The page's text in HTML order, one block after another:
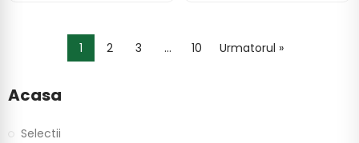
1 2 3 … 10 Urmatorul »
Acasa
Selectii